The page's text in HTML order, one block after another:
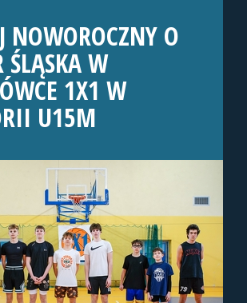
NOWOROCZNY O
ŚLĄSKA W
1X1 W
U15M